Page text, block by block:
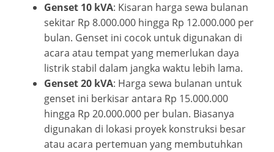
Genset 10 kVA: Kisaran harga sewa bulanan
sekitar Rp 8.000.000 hingga Rp 12.000.000 per
bulan. Genset ini cocok untuk digunakan di
acara atau tempat yang memerlukan daya
listrik stabil dalam jangka waktu lebih lama.
Genset 20 kVA: Harga sewa bulanan untuk
genset ini berkisar antara Rp 15.000.000
hingga Rp 20.000.000 per bulan. Biasanya
digunakan di lokasi proyek konstruksi besar
atau acara pertemuan yang membutuhkan